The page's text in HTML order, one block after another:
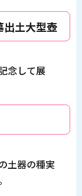
土大型壺
念して展
土器の種実